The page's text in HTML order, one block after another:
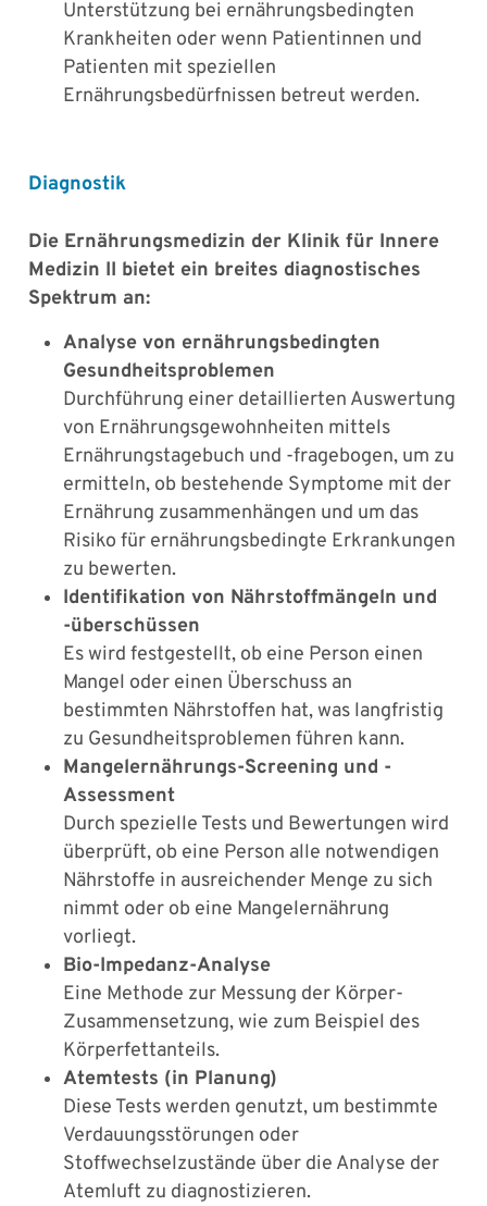
Unterstützung bei ernährungsbedingten
Krankheiten oder wenn Patientinnen und
Patienten mit speziellen
Ernährungsbedürfnissen betreut werden.
Diagnostik
Die Ernährungsmedizin der Klinik für Innere
Medizin II bietet ein breites diagnostisches
Spektrum an:
Analyse von ernährungsbedingten
Gesundheitsproblemen
Durchführung einer detaillierten Auswertung
von Ernährungsgewohnheiten mittels
Ernährungstagebuch und -fragebogen, um zu
ermitteln, ob bestehende Symptome mit der
Ernährung zusammenhängen und um das
Risiko für ernährungsbedingte Erkrankungen
zu bewerten.
Identifikation von Nährstoffmängeln und
-überschüssen
Es wird festgestellt, ob eine Person einen
Mangel oder einen Überschuss an
bestimmten Nährstoffen hat, was langfristig
zu Gesundheitsproblemen führen kann.
Mangelernährungs-Screening und -
Assessment
Durch spezielle Tests und Bewertungen wird
überprüft, ob eine Person alle notwendigen
Nährstoffe in ausreichender Menge zu sich
nimmt oder ob eine Mangelernährung
vorliegt.
Bio-Impedanz-Analyse
Eine Methode zur Messung der Körper-
Zusammensetzung, wie zum Beispiel des
Körperfettanteils.
Atemtests (in Planung)
Diese Tests werden genutzt, um bestimmte
Verdauungsstörungen oder
Stoffwechselzustände über die Analyse der
Atemluft zu diagnostizieren.